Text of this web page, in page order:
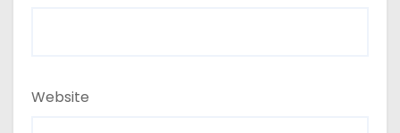
Website